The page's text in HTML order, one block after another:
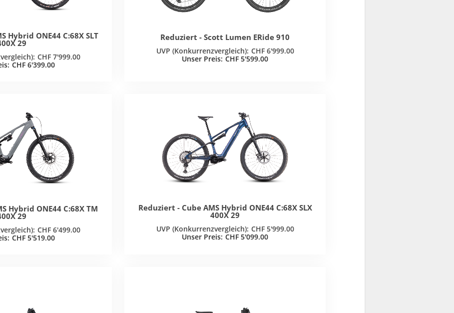
Hybrid ONE44 C:68X SLT
29
CHF 7'999.00
CHF6'399.00
Reduziert - Scott Lumen ERide 910
CHF6'999.00
CHF 5'599.00
Hybrid ONE44 C:68X TM
29
CHF 6'499.00
CHF5'519.00
Reduziert - Cube AMS Hybrid ONE44 C:68X SLX
400X 29
CHF5'999.00
CHF 5'099.00